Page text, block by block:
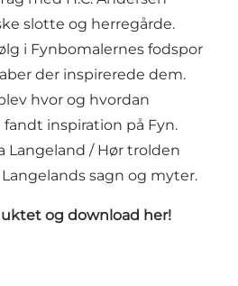
slotte og herregårde.
i Fynbomalernes fodspor
der inspirerede dem.
hvor og hvordan
inspiration på Fyn.
Langeland / Hør trolden
sagn og myter.
og download her!